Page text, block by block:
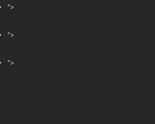
">
">
">